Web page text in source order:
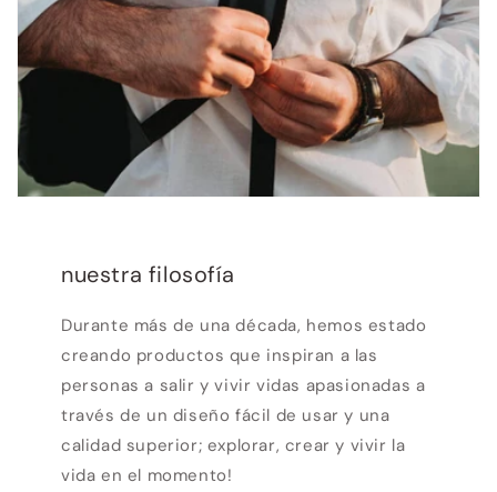
nuestra filosofía
Durante más de una década, hemos estado
creando productos que inspiran a las
personas a salir y vivir vidas apasionadas a
través de un diseño fácil de usar y una
calidad superior; explorar, crear y vivir la
vida en el momento!